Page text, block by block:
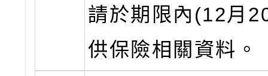
請於期限內(12月
供保險相關資料。